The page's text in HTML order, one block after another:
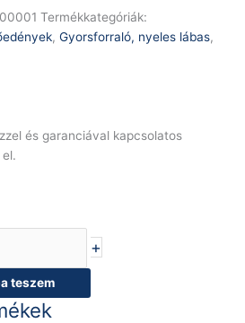
Termékkategóriák:
, Gyorsforraló, nyeles lábas,
és garanciával kapcsolatos
+
teszem